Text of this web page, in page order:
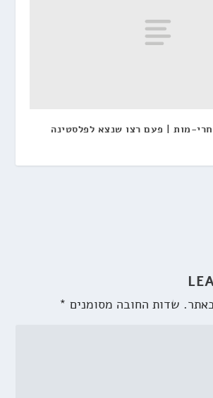
מות | פעם רצו שנצא לפלסטינה
שדות החובה מסומנים *